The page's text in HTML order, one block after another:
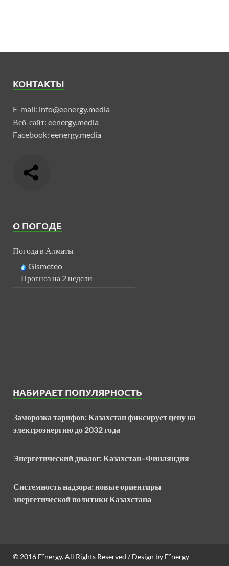
КОНТАКТЫ
E-mail: info@eenergy.media
Веб-сайт: eenergy.media
Facebook: eenergy.media
О ПОГОДЕ
Погода в Алматы
Gismeteo
Прогноз на 2 недели
НАБИРАЕТ ПОПУЛЯРНОСТЬ
Заморозка тарифов: Казахстан фиксирует цену на
электроэнергию до 2032 года
Энергетический диалог: Казахстан–Финляндия
Системность надзора: новые ориентиры
энергетической политики Казахстана
© 2016 E²nergy. All Rights Reserved / Design by E²nergy